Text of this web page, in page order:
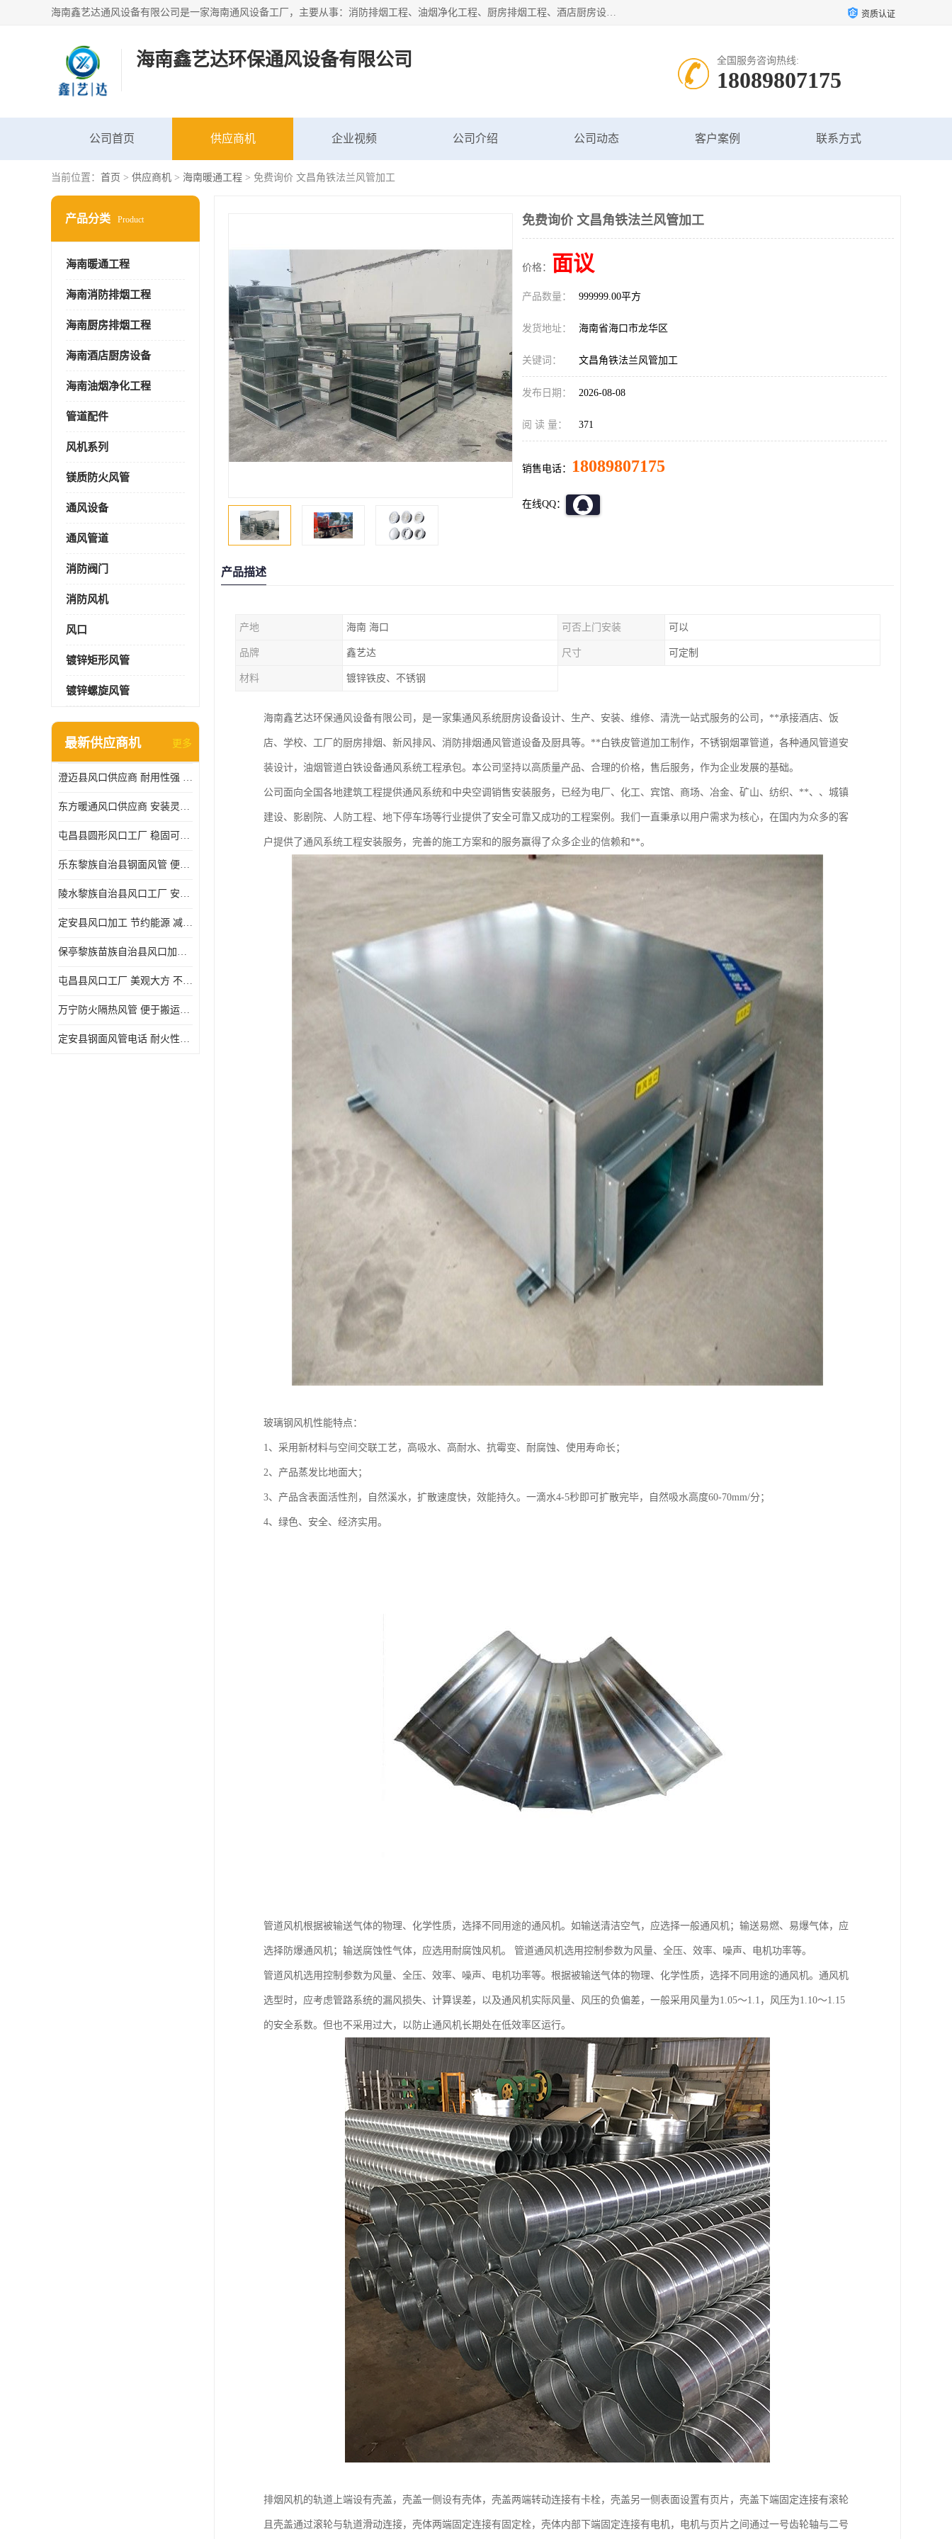
海南鑫艺达通风设备有限公司是一家海南通风设备工厂，主要从事：消防排烟工程、油烟净化工程、厨房排烟工程、酒店厨房设备、新风排风系统、镀锌铁皮管道加工、暖通工程、通风管道安装、消防火阀百叶风口等业务。公司拥有管道及配件一体化工厂生产线，良好的售后服务，良好的设计团队，良好的施工团队、良好管理人员，掌握畅通丰富的信息、市场渠道。 资质认证
海南鑫艺达环保通风设备有限公司 全国服务咨询热线:
18089807175
公司首页 供应商机 企业视频 公司介绍 公司动态 客户案例 联系方式
当前位置： 首页 > 供应商机 > 海南暖通工程 > 免费询价 文昌角铁法兰风管加工
产品分类 Product
海南暖通工程
海南消防排烟工程
海南厨房排烟工程
海南酒店厨房设备
海南油烟净化工程
管道配件
风机系列
镁质防火风管
通风设备
通风管道
消防阀门
消防风机
风口
镀锌矩形风管
镀锌螺旋风管
最新供应商机 更多
澄迈县风口供应商 耐用性强 能够减少能源消耗
东方暖通风口供应商 安装灵活 调节功能强
屯昌县圆形风口工厂 稳固可靠 方便清洁和维修
乐东黎族自治县钢面风管 便于搬运和安装 能够抵抗高温和火灾
陵水黎族自治县风口工厂 安装简便 安装也相对容易
定安县风口加工 节约能源 减少能量损失
保亭黎族苗族自治县风口加工 减少能耗 以适应不同的需求
屯昌县风口工厂 美观大方 不仅具有实用功能
万宁防火隔热风管 便于搬运和安装 良好的导热性能
定安县钢面风管电话 耐火性能好 能够抵抗高温和火灾
免费询价 文昌角铁法兰风管加工
价格： 面议
产品数量： 999999.00平方
发货地址： 海南省海口市龙华区
关键词： 文昌角铁法兰风管加工
发布日期： 2026-08-08
阅 读 量： 371
销售电话： 18089807175
在线QQ：
产品描述
产地 海南 海口 可否上门安装 可以
品牌 鑫艺达 尺寸 可定制
材料 镀锌铁皮、不锈钢
海南鑫艺达环保通风设备有限公司，是一家集通风系统厨房设备设计、生产、安装、维修、清洗一站式服务的公司，**承接酒店、饭
店、学校、工厂的厨房排烟、新风排风、消防排烟通风管道设备及厨具等。**白铁皮管道加工制作，不锈钢烟罩管道，各种通风管道安
装设计，油烟管道白铁设备通风系统工程承包。本公司坚持以高质量产品、合理的价格，售后服务，作为企业发展的基础。
公司面向全国各地建筑工程提供通风系统和中央空调销售安装服务，已经为电厂、化工、宾馆、商场、冶金、矿山、纺织、**、、城镇
建设、影剧院、人防工程、地下停车场等行业提供了安全可靠又成功的工程案例。我们一直秉承以用户需求为核心，在国内为众多的客
户提供了通风系统工程安装服务，完善的施工方案和的服务赢得了众多企业的信赖和**。
玻璃钢风机性能特点：
1、采用新材料与空间交联工艺，高吸水、高耐水、抗霉变、耐腐蚀、使用寿命长；
2、产品蒸发比地面大；
3、产品含表面活性剂，自然溪水，扩散速度快，效能持久。一滴水4-5秒即可扩散完毕，自然吸水高度60-70mm/分；
4、绿色、安全、经济实用。
管道风机根据被输送气体的物理、化学性质，选择不同用途的通风机。如输送清洁空气，应选择一般通风机；输送易燃、易爆气体，应
选择防爆通风机；输送腐蚀性气体，应选用耐腐蚀风机。 管道通风机选用控制参数为风量、全压、效率、噪声、电机功率等。
管道风机选用控制参数为风量、全压、效率、噪声、电机功率等。根据被输送气体的物理、化学性质，选择不同用途的通风机。通风机
选型时，应考虑管路系统的漏风损失、计算误差，以及通风机实际风量、风压的负偏差，一般采用风量为1.05～1.1，风压为1.10～1.15
的安全系数。但也不采用过大，以防止通风机长期处在低效率区运行。
排烟风机的轨道上端设有壳盖，壳盖一侧设有壳体，壳盖两端转动连接有卡栓，壳盖另一侧表面设置有页片，壳盖下端固定连接有滚轮
且壳盖通过滚轮与轨道滑动连接，壳体两端固定连接有固定栓，壳体内部下端固定连接有电机，电机与页片之间通过一号齿轮轴与二号